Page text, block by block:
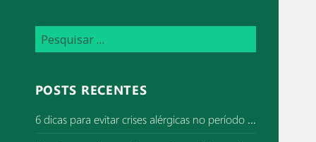
e
q
i
s
POSTS RECENTES
6 dicas para evitar crises alérgicas no período de superlotação de hospitais